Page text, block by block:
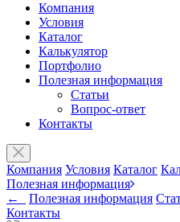
Компания
Условия
Каталог
Калькулятор
Портфолио
Полезная информация
Статьи
Вопрос-ответ
Контакты
Компания Условия Каталог
Полезная информация
←
Полезная информация
Контакты